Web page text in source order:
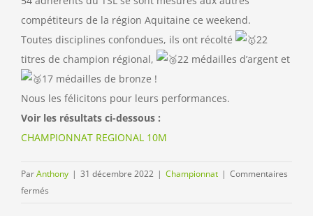
compétiteurs de la région Aquitaine ce weekend.
Toutes disciplines confondues, ils ont récolté
22
titres de champion régional,
22 médailles d’argent et
17 médailles de bronze !
Nous les félicitons pour leurs performances.
Voir les résultats ci-dessous :
CHAMPIONNAT REGIONAL 10M
ParAnthony | 31 décembre 2022 | Championnat | Commentaires
fermés